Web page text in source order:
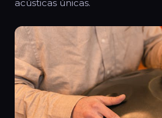
acústicas únicas.